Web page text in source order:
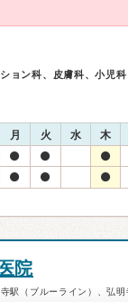
ョン科、皮膚科、小児
月 火 水 木
院
駅（ブルーライン）、弘明